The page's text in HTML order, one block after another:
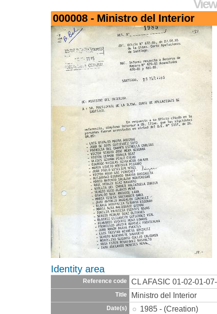
000008 - Ministro del Interior
Identity area
Reference code CL AFASIC 01-02-01-
Title Ministro del Interior
Date(s) 1985 - (Creation)